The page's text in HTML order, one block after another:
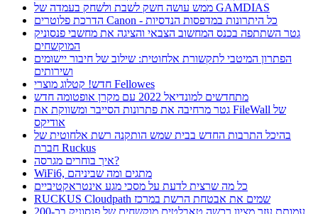
ממש עושה חשק לשבת ולשחק בעמדה של GAMDIAS
הדרכת פלוטרים Canon - כל היתרונות במדפסות הנדסיות
גטר השתתפה בכנס המחשוב הצבאי והציגה את מחשבי פנסוניק
המוקשחים
הפתרון המיטבי לתקשורת אלחוטית: שילוב של חיבור יישומים
ושירותים
חדש! קטלוג מוצרי Fellowes
מתחדשים למונדיאל 2022 עם מקרן אופטומה חדש
גטר מרחיבה את פתרונות הסייבר ומשווקת את FileWall של
אודיקס
בהיכל התרבות החדש בבית שמש הותקנה רשת אלחוטית של
חברת Ruckus
איך בוחרים מגרסה?
WiFi6, מתגים ומה שביניהם
כל מה שרצית לדעת על מסכי מגע אינטראקטיביים
RUCKUS Cloudpath שמים את אבטחת הרשת במרכז
עמותת עזר מציון רכשה טאבלטים מוקשחים של פנסוניק בכ-200